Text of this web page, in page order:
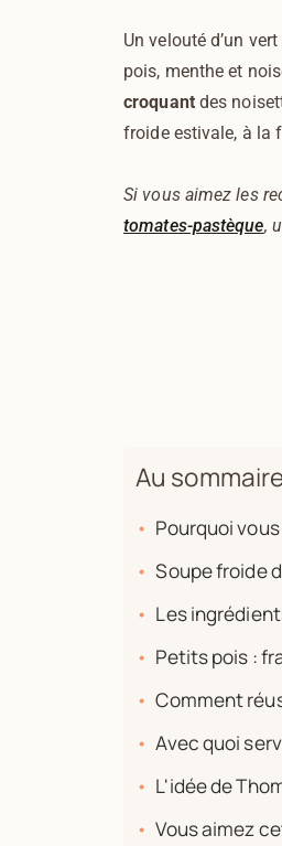
Un velouté d’un
pois, menthe et
croquantdes
froide estivale, à la
Si vous aimez les
tomates-pastèque,
Au
Pourquoi
Soupe froide
Les
Petits pois :
Comment
Avec quoi
L'idée de
Vous aimez